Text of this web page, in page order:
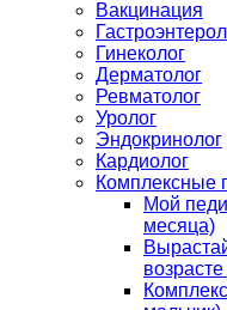
Вакцинация
Гинеколог
Дерматолог
Ревматолог
Уролог
Эндокринолог
Кардиолог
Комплексные
Мой
месяца)